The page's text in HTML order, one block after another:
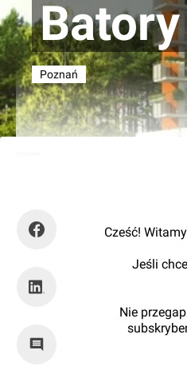
Poznań
Cześć!
Jeśli
Nie